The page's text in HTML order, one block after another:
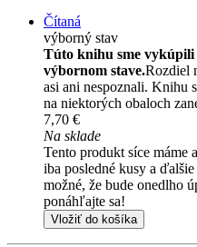
Čítaná
výborný stav
Túto knihu sme vykúpili
výbornom stave.Rozdiel
asi ani nespoznali. Knihu
na niektorých obaloch
7,70 €
Na sklade
Tento produkt síce máme
iba posledné kusy a
možné, že bude onedlho
ponáhľajte sa!
Vložiť do košíka